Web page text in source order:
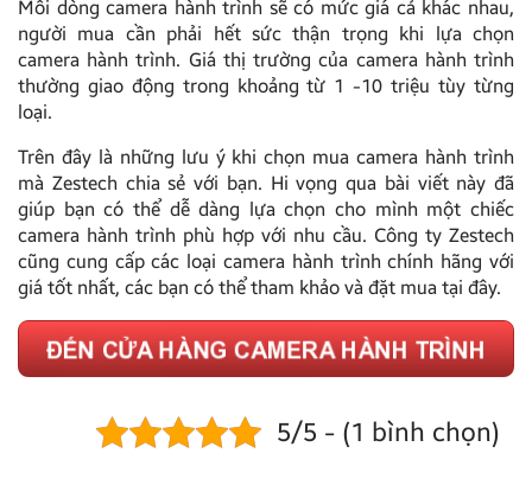
Mỗi dòng camera hành trình sẽ có mức giá cả khác nhau,
người mua cần phải hết sức thận trọng khi lựa chọn
camera hành trình. Giá thị trường của camera hành trình
thường giao động trong khoảng từ 1 -10 triệu tùy từng
loại.
Trên đây là những lưu ý khi chọn mua camera hành trình
mà Zestech chia sẻ với bạn. Hi vọng qua bài viết này đã
giúp bạn có thể dễ dàng lựa chọn cho mình một chiếc
camera hành trình phù hợp với nhu cầu. Công ty Zestech
cũng cung cấp các loại camera hành trình chính hãng với
giá tốt nhất, các bạn có thể tham khảo và đặt mua tại đây.
5/5 - (1 bình chọn)